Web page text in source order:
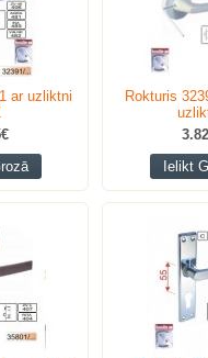
ar uzliktni
Rokturis
Ielikt